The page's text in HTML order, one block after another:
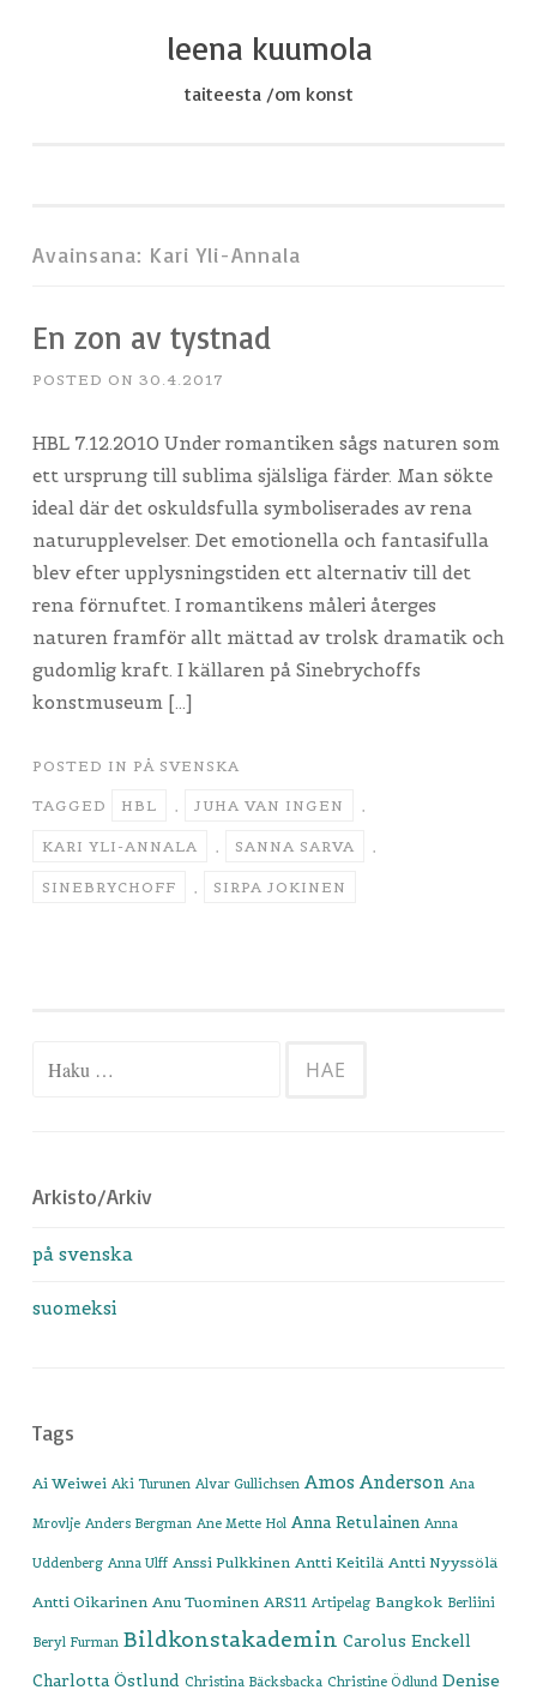
leena kuumola
taiteesta /om konst
Avainsana: Kari Yli-Annala
En zon av tystnad
POSTED ON 30.4.2017
HBL 7.12.2010 Under romantiken sågs naturen som
ett ursprung till sublima själsliga färder. Man sökte
ideal där det oskuldsfulla symboliserades av rena
naturupplevelser. Det emotionella och fantasifulla
blev efter upplysningstiden ett alternativ till det
rena förnuftet. I romantikens måleri återges
naturen framför allt mättad av trolsk dramatik och
gudomlig kraft. I källaren på Sinebrychoffs
konstmuseum […]
POSTED IN PÅ SVENSKA
TAGGED HBL , JUHA VAN INGEN ,
KARI YLI-ANNALA , SANNA SARVA ,
SINEBRYCHOFF , SIRPA JOKINEN
Haku:
Arkisto/Arkiv
på svenska
suomeksi
Tags
Ai Weiwei Aki Turunen Alvar Gullichsen Amos Anderson Ana
Mrovlje Anders Bergman Ane Mette Hol Anna Retulainen Anna
Uddenberg Anna Ulff Anssi Pulkkinen Antti Keitilä Antti Nyyssölä
Antti Oikarinen Anu Tuominen ARS11 Artipelag Bangkok Berliini
Beryl Furman Bildkonstakademin Carolus Enckell
Charlotta Östlund Christina Bäcksbacka Christine Ödlund Denise